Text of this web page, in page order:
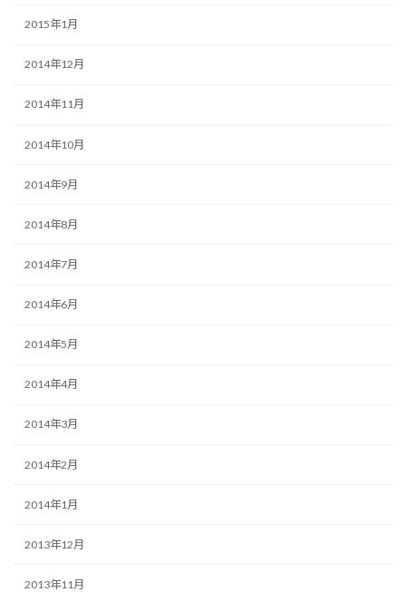
2015年1月
2014年12月
2014年11月
2014年10月
2014年9月
2014年8月
2014年7月
2014年6月
2014年5月
2014年4月
2014年3月
2014年2月
2014年1月
2013年12月
2013年11月